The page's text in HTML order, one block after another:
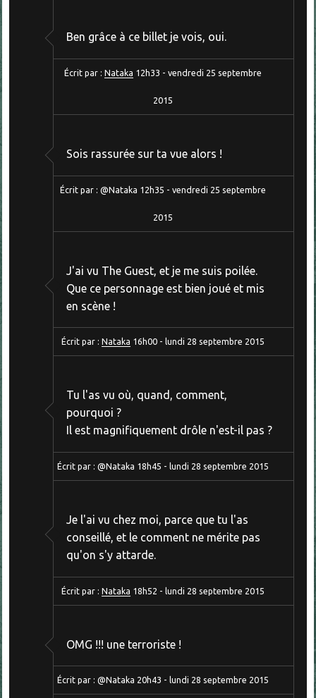
Ben grâce à ce billet je vois, oui.
Écrit par : Nataka 12h33 - vendredi 25 septembre
2015
Sois rassurée sur ta vue alors !
Écrit par : @Nataka 12h35 - vendredi 25 septembre
2015
J'ai vu The Guest, et je me suis poilée.
Que ce personnage est bien joué et mis
en scène !
Écrit par : Nataka 16h00- lundi 28 septembre 2015
Tu l'as vu où, quand, comment,
pourquoi ?
Il est magnifiquement drôle n'est-il pas ?
Écrit par : @Nataka 18h45 - lundi 28 septembre 2015
Je l'ai vu chez moi, parce que tu l'as
conseillé, et le comment ne mérite pas
qu'on s'y attarde.
Écrit par : Nataka 18h52 - lundi 28 septembre 2015
OMG !!! une terroriste !
Écrit par : @Nataka 20h43 - lundi 28 septembre 2015